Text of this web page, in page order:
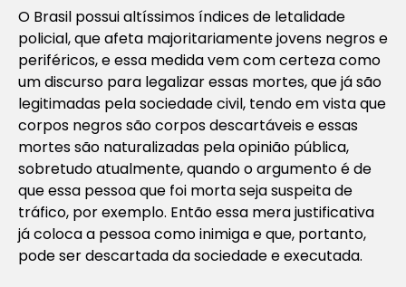
O Brasil possui altíssimos índices de letalidade
policial, que afeta majoritariamente jovens negros e
periféricos, e essa medida vem com certeza como
um discurso para legalizar essas mortes, que já são
legitimadas pela sociedade civil, tendo em vista que
corpos negros são corpos descartáveis e essas
mortes são naturalizadas pela opinião pública,
sobretudo atualmente, quando o argumento é de
que essa pessoa que foi morta seja suspeita de
tráfico, por exemplo. Então essa mera justificativa
já coloca a pessoa como inimiga e que, portanto,
pode ser descartada da sociedade e executada.